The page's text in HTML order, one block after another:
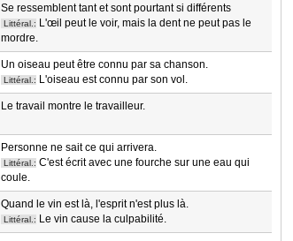
Se ressemblent tant et sont pourtant si différents
Littéral.: L'œil peut le voir, mais la dent ne peut pas le
mordre.
Un oiseau peut être connu par sa chanson.
Littéral.: L'oiseau est connu par son vol.
Le travail montre le travailleur.
Personne ne sait ce qui arrivera.
Littéral.: C'est écrit avec une fourche sur une eau qui
coule.
Quand le vin est là, l'esprit n'est plus là.
Littéral.: Le vin cause la culpabilité.